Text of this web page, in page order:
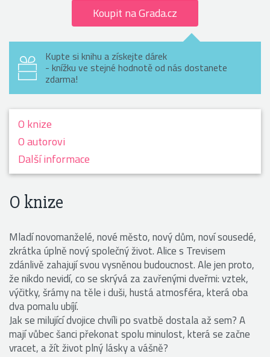
Koupit na Grada.cz
Kupte si knihu a získejte dárek
- knížku ve stejné hodnotě od nás dostanete
zdarma!
O knize
O autorovi
Další informace
O knize
Mladí novomanželé, nové město, nový dům, noví sousedé,
zkrátka úplně nový společný život. Alice s Trevisem
zdánlivě zahajují svou vysněnou budoucnost. Ale jen proto,
že nikdo nevidí, co se skrývá za zavřenými dveřmi: vztek,
výčitky, šrámy na těle i duši, hustá atmosféra, která oba
dva pomalu ubíjí.
Jak se milující dvojice chvíli po svatbě dostala až sem? A
mají vůbec šanci překonat spolu minulost, která se začne
vracet, a žít život plný lásky a vášně?